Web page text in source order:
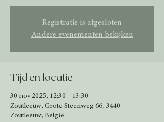
Registratie is afgesloten
Andere evenementen bekijken
Tijd en locatie
30 nov 2025, 12:30 – 13:30
Zoutleeuw, Grote Steenweg 66, 3440
Zoutleeuw, België